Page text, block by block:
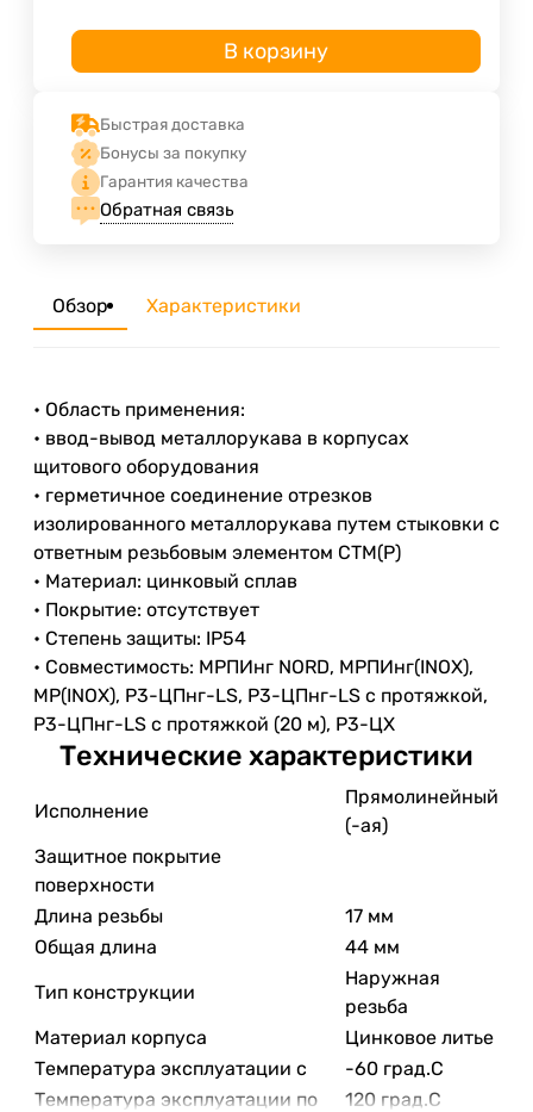
В корзину
Быстрая доставка
Бонусы за покупку
Гарантия качества
Обратная связь
Обзор Характеристики
• Область применения:
• ввод-вывод металлорукава в корпусах
щитового оборудования
• герметичное соединение отрезков
изолированного металлорукава путем стыковки с
ответным резьбовым элементом СТМ(Р)
• Материал: цинковый сплав
• Покрытие: отсутствует
• Степень защиты: IP54
• Совместимость: МРПИнг NORD, МРПИнг(INOX),
МР(INOX), Р3-ЦПнг-LS, Р3-ЦПнг-LS с протяжкой,
Р3-ЦПнг-LS с протяжкой (20 м), Р3-ЦХ
Технические характеристики
Исполнение
Прямолинейный
(-ая)
Защитное покрытие
поверхности
Длина резьбы
17 мм
Общая длина
44 мм
Тип конструкции
Наружная
резьба
Материал корпуса
Цинковое литье
Температура эксплуатации с
-60 град.C
Температура эксплуатации по
120 град.C